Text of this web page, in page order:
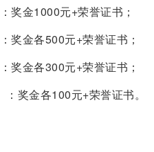
奖金1000元+荣誉证书；
奖金各500元+荣誉证书；
奖金各300元+荣誉证书；
奖金各100元+荣誉证书。